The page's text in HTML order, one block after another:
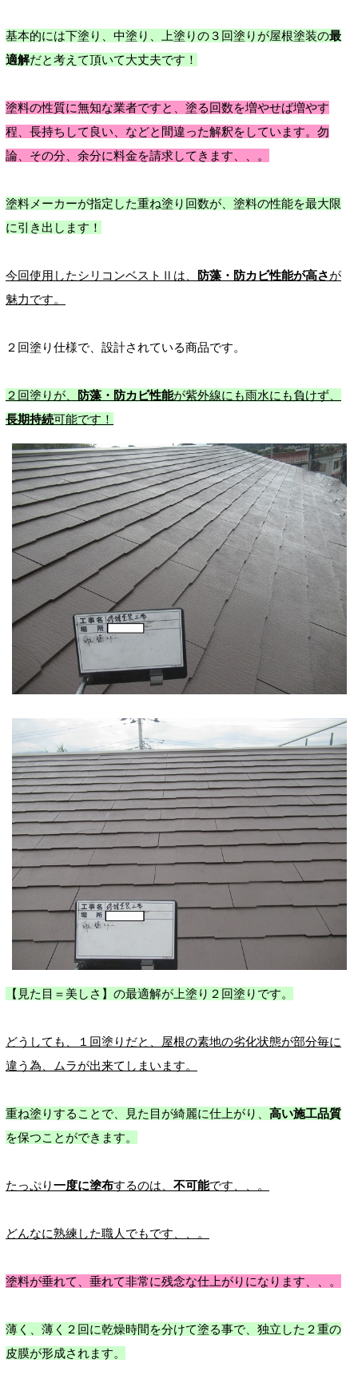
基本的には下塗り、中塗り、上塗りの３回塗りが屋根塗装の最
適解だと考えて頂いて大丈夫です！
塗料の性質に無知な業者ですと、塗る回数を増やせば増やす
程、長持ちして良い、などと間違った解釈をしています。勿
論、その分、余分に料金を請求してきます、、。
塗料メーカーが指定した重ね塗り回数が、塗料の性能を最大限
に引き出します！
今回使用したシリコンベストⅡは、 防藻・防カビ性能が高さが
魅力です。
２回塗り仕様で、設計されている商品です。
２回塗りが、 防藻・防カビ性能が紫外線にも雨水にも負けず、
長期持続可能です！
【見た目＝美しさ】の最適解が上塗り２回塗りです。
どうしても、１回塗りだと、屋根の素地の劣化状態が部分毎に
違う為、ムラが出来てしまいます。
重ね塗りすることで、見た目が綺麗に仕上がり、 高い施工品質
を保つことができます。
たっぷり一度に塗布するのは、 不可能です、、。
どんなに熟練した職人でもです、、。
塗料が垂れて、垂れて非常に残念な仕上がりになります、、。
薄く、薄く２回に乾燥時間を分けて塗る事で、独立した２重の
皮膜が形成されます。